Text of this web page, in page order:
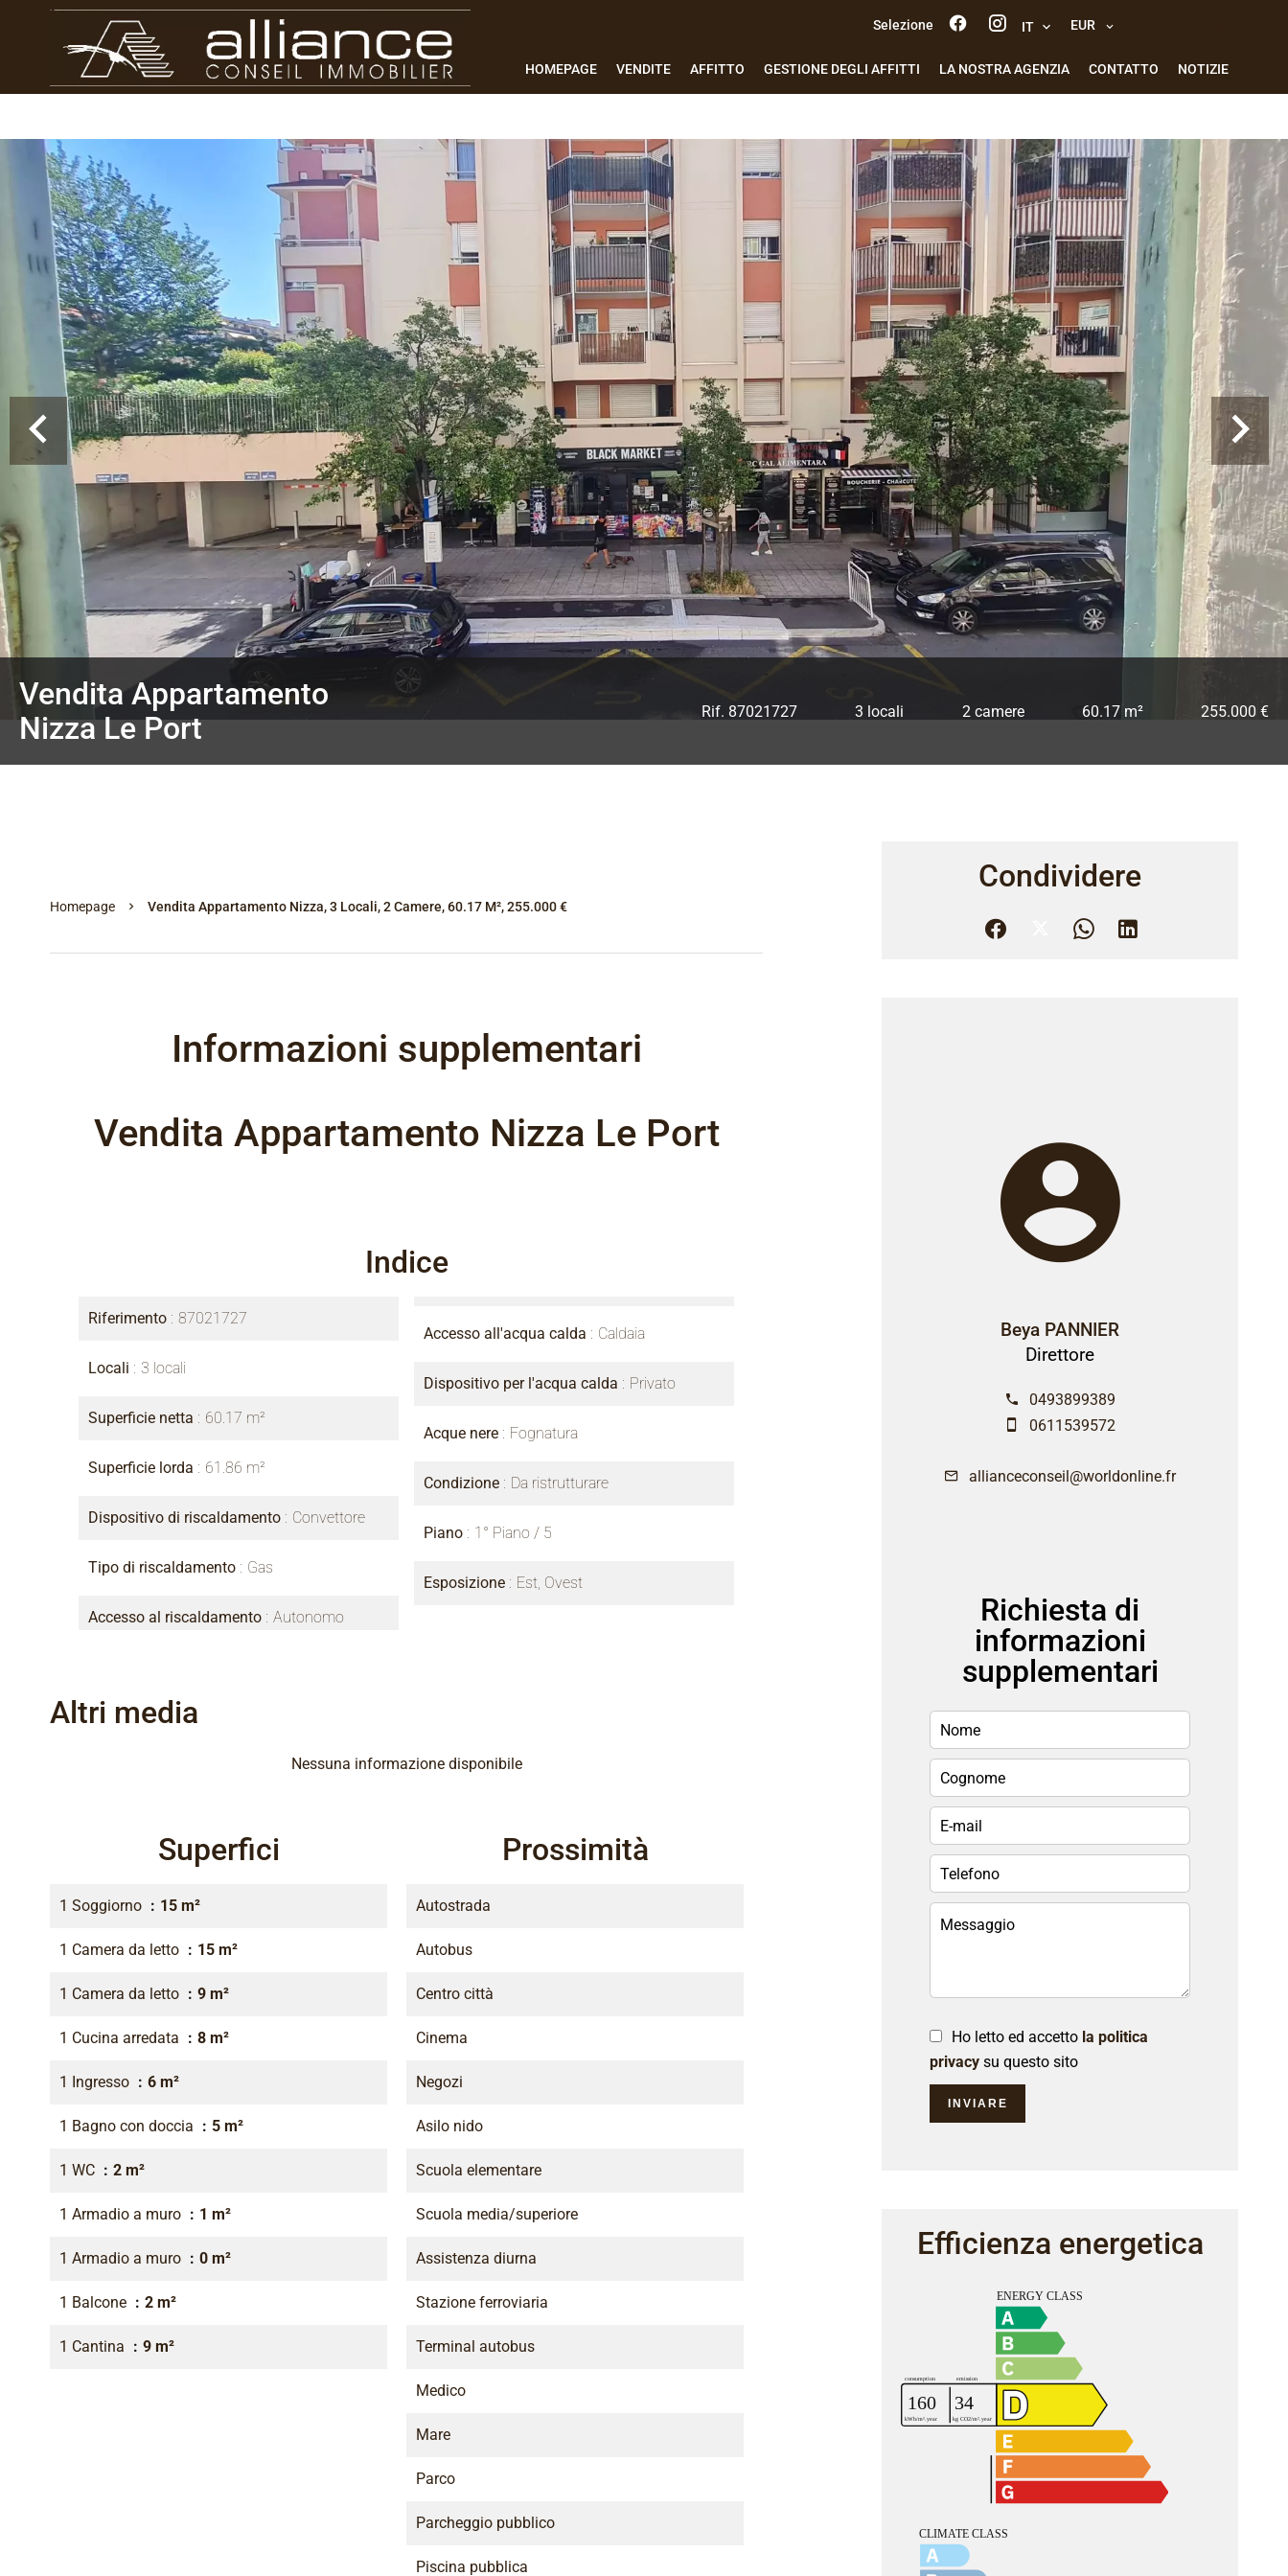
Selezione IT EUR
HOMEPAGE VENDITE AFFITTO GESTIONE DEGLI AFFITTI LA NOSTRA AGENZIA CONTATTO NOTIZIE
Vendita Appartamento
Nizza Le Port
Rif. 87021727 3 locali 2 camere 60.17 m² 255.000 €
Homepage Vendita Appartamento Nizza, 3 Locali, 2 Camere, 60.17 M², 255.000 €
Informazioni supplementari
Vendita Appartamento Nizza Le Port
Indice
Riferimento 87021727
Locali 3 locali
Superficie netta 60.17 m²
Superficie lorda 61.86 m²
Dispositivo di riscaldamento Convettore
Tipo di riscaldamento Gas
Accesso al riscaldamento Autonomo
Accesso all'acqua calda Caldaia
Dispositivo per l'acqua calda Privato
Acque nere Fognatura
Condizione Da ristrutturare
Piano 1° Piano / 5
Esposizione Est, Ovest
Altri media
Nessuna informazione disponibile
Superfici
1 Soggiorno 15 m²
1 Camera da letto 15 m²
1 Camera da letto 9 m²
1 Cucina arredata 8 m²
1 Ingresso 6 m²
1 Bagno con doccia 5 m²
1 WC 2 m²
1 Armadio a muro 1 m²
1 Armadio a muro 0 m²
1 Balcone 2 m²
1 Cantina 9 m²
Prossimità
Autostrada
Autobus
Centro città
Cinema
Negozi
Asilo nido
Scuola elementare
Scuola media/superiore
Assistenza diurna
Stazione ferroviaria
Terminal autobus
Medico
Mare
Parco
Parcheggio pubblico
Piscina pubblica
Condividere
Beya PANNIER
Direttore
0493899389
0611539572
allianceconseil@worldonline.fr
Richiesta di
informazioni
supplementari
Ho letto ed accetto la politica
privacy su questo sito
INVIARE
Efficienza energetica